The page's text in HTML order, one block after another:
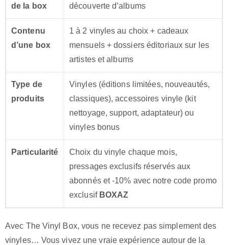
de la box
découverte d’albums
Contenu
d’une box
1 à 2 vinyles au choix + cadeaux
mensuels + dossiers éditoriaux sur les
artistes et albums
Type de
produits
Vinyles (éditions limitées, nouveautés,
classiques), accessoires vinyle (kit
nettoyage, support, adaptateur) ou
vinyles bonus
Particularité
Choix du vinyle chaque mois,
pressages exclusifs réservés aux
abonnés et -10% avec notre code promo
exclusif BOXAZ
Avec The Vinyl Box, vous ne recevez pas simplement des
vinyles… Vous vivez une vraie expérience autour de la